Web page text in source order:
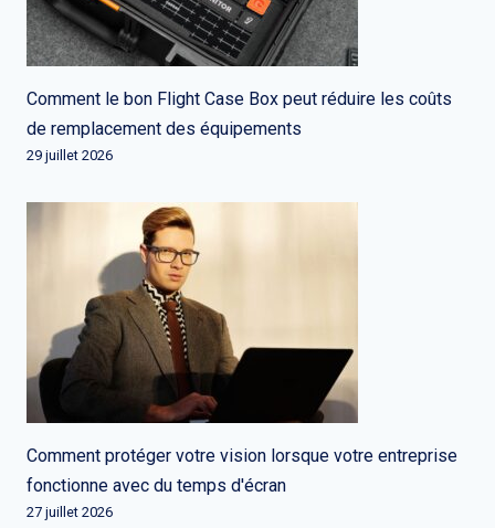
Comment le bon Flight Case Box peut réduire les coûts
de remplacement des équipements
29 juillet 2026
Comment protéger votre vision lorsque votre entreprise
fonctionne avec du temps d'écran
27 juillet 2026